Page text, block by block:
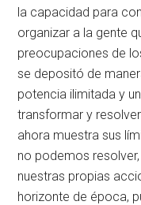
la capacidad para
organizar a la gente
preocupaciones de
se depositó de
potencia ilimitada y
transformar y
ahora muestra sus
no podemos
nuestras propias
horizonte de época,